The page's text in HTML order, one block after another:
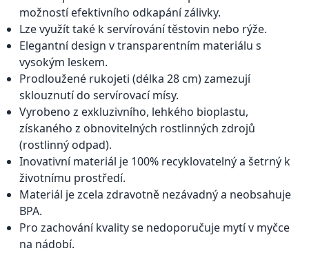
možností efektivního odkapání zálivky.
Lze využít také k servírování těstovin nebo rýže.
Elegantní design v transparentním materiálu s
vysokým leskem.
Prodloužené rukojeti (délka 28 cm) zamezují
sklouznutí do servírovací mísy.
Vyrobeno z exkluzivního, lehkého bioplastu,
získaného z obnovitelných rostlinných zdrojů
(rostlinný odpad).
Inovativní materiál je 100% recyklovatelný a šetrný k
životnímu prostředí.
Materiál je zcela zdravotně nezávadný a neobsahuje
BPA.
Pro zachování kvality se nedoporučuje mytí v myčce
na nádobí.